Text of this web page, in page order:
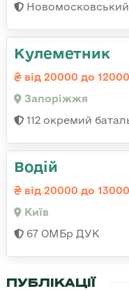
Кулеметник
від 20000 до
Запоріжжя
112 окремий
Водій
від 20000 до
Київ
67 ОМБр ДУК
ПУБЛІКАЦІЇ